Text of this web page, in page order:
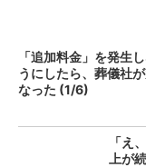
「追加料金」を発生
うにしたら、葬儀社が
なった (1/6)
「え
上が